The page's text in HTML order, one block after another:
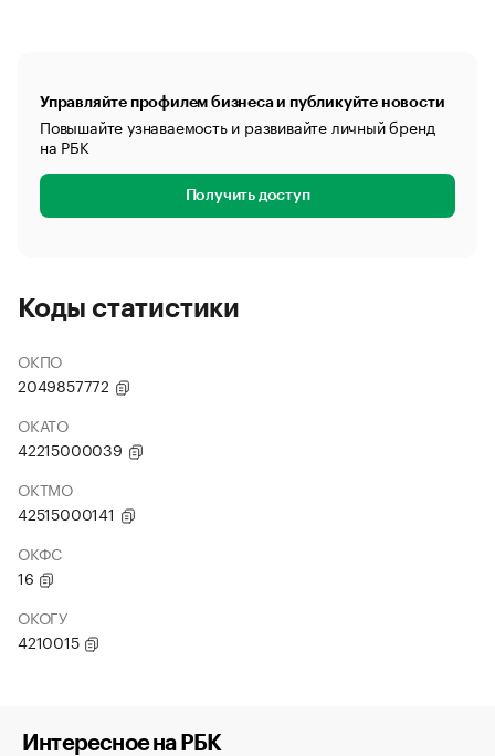
Управляйте профилем бизнеса и публикуйте новости
Повышайте узнаваемость и развивайте личный бренд
на РБК
Получить доступ
Коды статистики
ОКПО
2049857772
ОКАТО
42215000039
ОКТМО
42515000141
ОКФС
16
ОКОГУ
4210015
Интересное на РБК